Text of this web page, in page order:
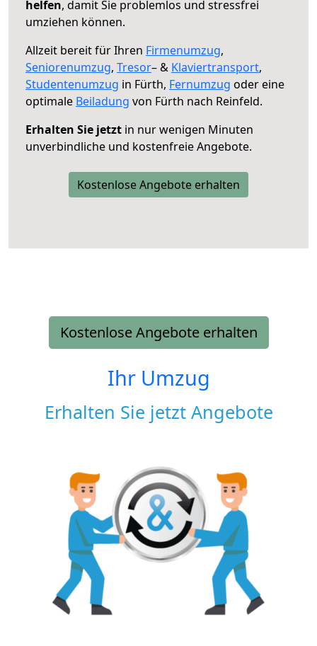
helfen, damit Sie problemlos und stressfrei
umziehen können.
Allzeit bereit für Ihren Firmenumzug,
Seniorenumzug, Tresor– & Klaviertransport,
Studentenumzug in Fürth, Fernumzug oder eine
optimale Beiladung von Fürth nach Reinfeld.
Erhalten Sie jetzt in nur wenigen Minuten
unverbindliche und kostenfreie Angebote.
Kostenlose Angebote erhalten
Kostenlose Angebote erhalten
Ihr Umzug
Erhalten Sie jetzt Angebote